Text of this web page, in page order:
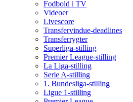
Fodbold i TV
Videoer
Livescore
Transfervindue-deadlines
Transferrygter
Superliga-stilling
Premier League-stilling
La Liga-stilling
Serie A-stilling
1. Bundesliga-stilling
Ligue 1-stilling